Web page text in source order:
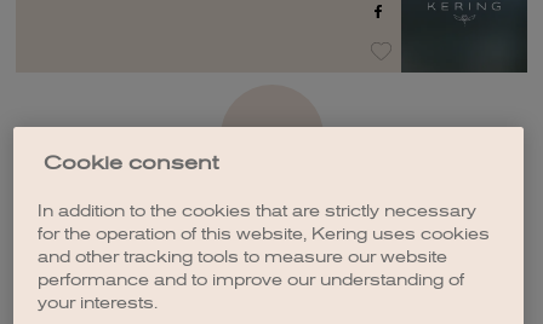
CRÉER UNE ALERTE
Cookie consent
In addition to the cookies that are strictly necessary
for the operation of this website, Kering uses cookies
and other tracking tools to measure our website
performance and to improve our understanding of
your interests.